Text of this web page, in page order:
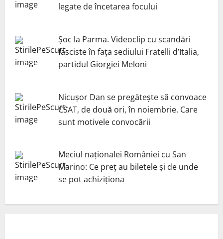
legate de încetarea focului
Șoc la Parma. Videoclip cu scandări
fasciste în fața sediului Fratelli d’Italia,
partidul Giorgiei Meloni
Nicuşor Dan se pregăteşte să convoace
CSAT, de două ori, în noiembrie. Care
sunt motivele convocării
Meciul naționalei României cu San
Marino: Ce preț au biletele și de unde
se pot achiziționa